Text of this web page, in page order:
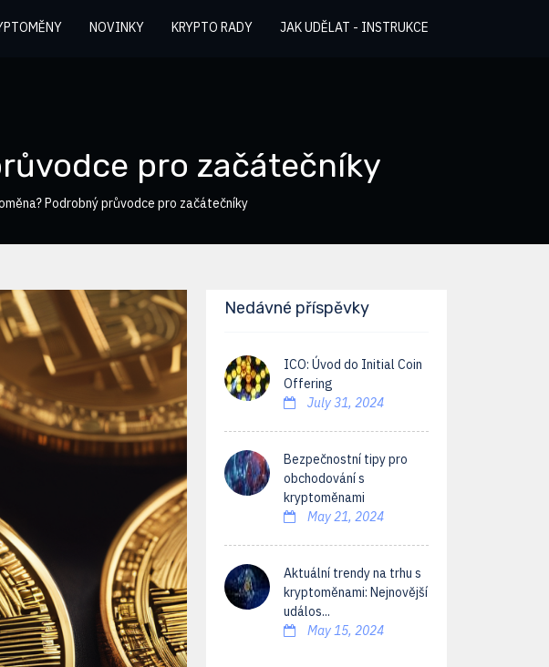
NOVINKY KRYPTO RADY JAK UDĚLAT - INSTRUKCE
pro začátečníky
Podrobný průvodce pro začátečníky
Nedávné příspěvky
ICO: Úvod do Initial Coin
Offering
July 31, 2024
Bezpečnostní tipy pro
obchodování s
kryptoměnami
May 21, 2024
Aktuální trendy na trhu s
kryptoměnami: Nejnovější
událos...
May 15, 2024